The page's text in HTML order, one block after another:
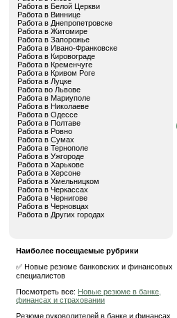
Работа в Белой Церкви
Работа в Виннице
Работа в Днепропетровске
Работа в Житомире
Работа в Запорожье
Работа в Ивано-Франковске
Работа в Кировограде
Работа в Кременчуге
Работа в Кривом Роге
Работа в Луцке
Работа во Львове
Работа в Мариуполе
Работа в Николаеве
Работа в Одессе
Работа в Полтаве
Работа в Ровно
Работа в Сумах
Работа в Тернополе
Работа в Ужгороде
Работа в Харькове
Работа в Херсоне
Работа в Хмельницком
Работа в Черкассах
Работа в Чернигове
Работа в Черновцах
Работа в Других городах
Наиболее посещаемые рубрики
✅ Новые резюме банковских и финансовых
специалистов
Посмотреть все: Новые резюме в банке,
финансах и страховании
Резюме руководителей в банке и финансах